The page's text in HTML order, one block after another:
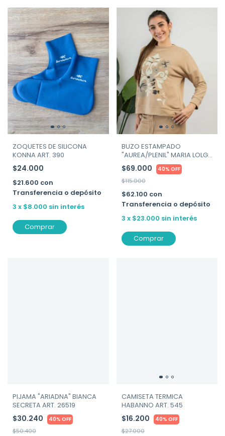
ZOQUETES DE SILICONA
KONNA ART. 390
$24.000
$21.600 con
Transferencia o depósito
3 x $8.000 sin interés
Comprar
BUZO ESTAMPADO
"AUREA/PLENIL" MARIA LOLGI
ART. 526
$69.000 40% OFF
$115.000
$62.100 con
Transferencia o depósito
3 x $23.000 sin interés
Comprar
PIJAMA "ARIADNA" BIANCA
SECRETA ART. 26519
$30.240 40% OFF
$50.400
CAMISETA TERMICA
HABANNO ART. 545
$16.200 40% OFF
$27.000